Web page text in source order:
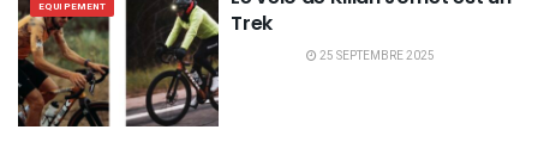
EQUIPEMENT
Trek
25 SEPTEMBRE 2025